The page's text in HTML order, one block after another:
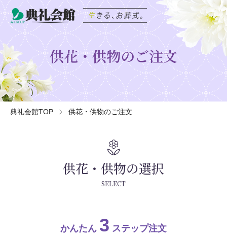
供花・供物のご注文
典礼会館TOP 供花・供物のご注文
local_florist
供花・供物の選択
SELECT
かんたん 3 ステップ注文